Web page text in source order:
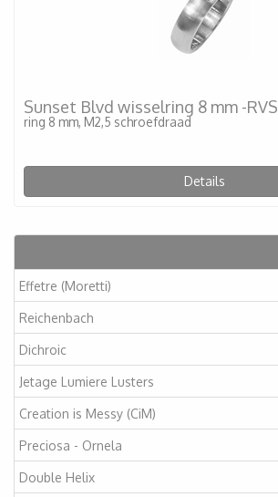
Effetre (Moretti)
Reichenbach
Dichroic
Jetage Lumiere Lusters
Creation is Messy (CiM)
Preciosa - Ornela
Double Helix
Sunset Blvd wisselring 8 mm -RVS
ring 8 mm, M2,5 schroefdraad
Details